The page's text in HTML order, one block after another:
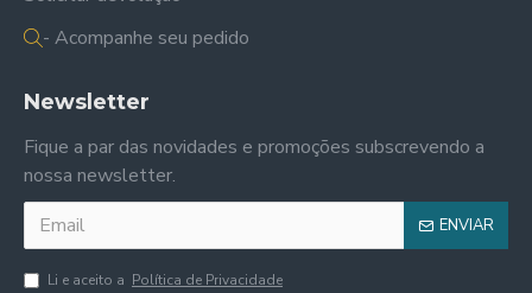
- Acompanhe seu pedido
Newsletter
Fique a par das novidades e promoções subscrevendo a
nossa newsletter.
ENVIAR
Li e aceito a Política de Privacidade